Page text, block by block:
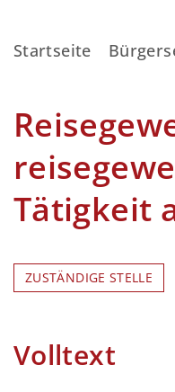
Startseite
Tätigkeit
ZUSTÄNDIGE STELLE
Volltext